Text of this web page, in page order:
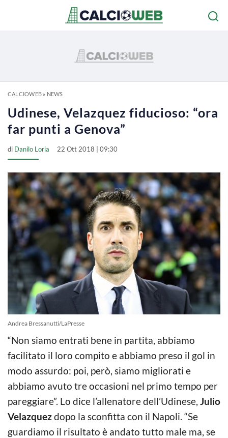
CALCIOWEB» NEWS
Udinese, Velazquez fiducioso: “ora
far punti a Genova”
di Danilo Loria 22 Ott 2018 | 09:30
Andrea Bressanutti/LaPresse
“Non siamo entrati bene in partita, abbiamo
facilitato il loro compito e abbiamo preso il gol in
modo assurdo: poi, però, siamo migliorati e
abbiamo avuto tre occasioni nel primo tempo per
pareggiare”. Lo dice l’allenatore dell’Udinese, Julio
Velazquezdopo la sconfitta con il Napoli. “Se
guardiamo il risultato è andato tutto male ma, se